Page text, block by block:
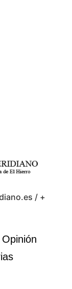
/ +
Opinión